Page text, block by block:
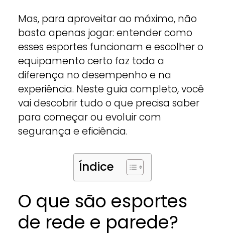
Mas, para aproveitar ao máximo, não
basta apenas jogar: entender como
esses esportes funcionam e escolher o
equipamento certo faz toda a
diferença no desempenho e na
experiência. Neste guia completo, você
vai descobrir tudo o que precisa saber
para começar ou evoluir com
segurança e eficiência.
Índice
O que são esportes
de rede e parede?